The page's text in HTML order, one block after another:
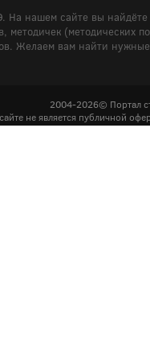
На нашем сайте вы
методичек (методических
Желаем вам найти
2004-2026© Портал
не является публичной